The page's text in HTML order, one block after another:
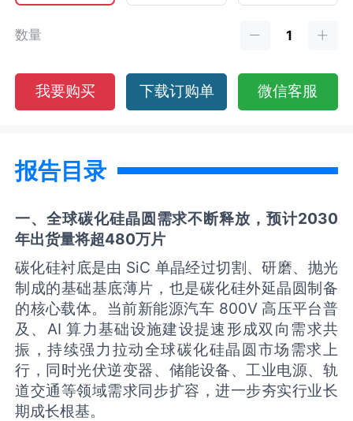
数量
我要购买 下载订购单 微信客服
报告目录
一、 全球碳化硅晶圆需求不断释放 ，预计2030
年出货量将超480万片
碳化硅衬底是由 SiC 单晶经过切割、研磨、抛光
制成的基础基底薄片，也是碳化硅外延晶圆制备
的核心载体。当前新能源汽车 800V 高压平台普
及、AI 算力基础设施建设提速形成双向需求共
振，持续强力拉动全球碳化硅晶圆市场需求上
行，同时光伏逆变器、储能设备、工业电源、轨
道交通等领域需求同步扩容，进一步夯实行业长
期成长根基。